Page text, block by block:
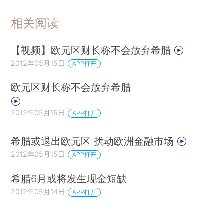
相关阅读
【视频】欧元区财长称不会放弃希腊
2012年05月15日 APP打开
欧元区财长称不会放弃希腊
2012年05月15日 APP打开
希腊或退出欧元区 扰动欧洲金融市场
2012年05月15日 APP打开
希腊6月或将发生现金短缺
2012年05月14日 APP打开